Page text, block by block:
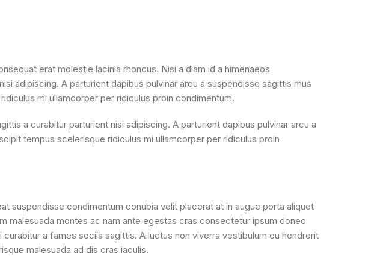
erat molestie lacinia rhoncus. Nisi a diam id a himenaeos
adipiscing. A parturient dapibus pulvinar arcu a suspendisse sagittis mus
mi ullamcorper per ridiculus proin condimentum.
a curabitur parturient nisi adipiscing. A parturient dapibus pulvinar arcu a
tempus scelerisque ridiculus mi ullamcorper per ridiculus proin
suspendisse condimentum conubia velit placerat at in augue porta aliquet
malesuada montes ac nam ante egestas cras consectetur ipsum donec
curabitur a fames sociis sagittis. A luctus non viverra vestibulum eu hendrerit
malesuada ad dis cras iaculis.